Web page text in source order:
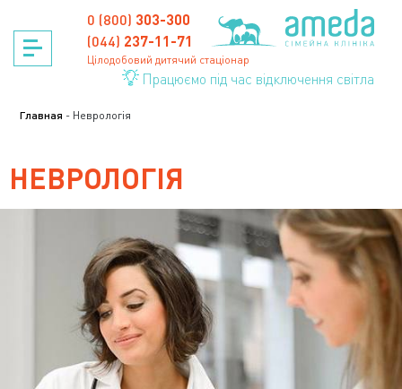
content
0 (800) 303-300
(044) 237-11-71
Цілодобовий дитячий стаціонар
Працюємо під час відключення світла
Главная - Неврологія
НЕВРОЛОГІЯ